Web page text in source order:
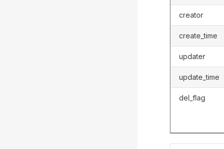
creator
create_time
updater
update_time
del_flag